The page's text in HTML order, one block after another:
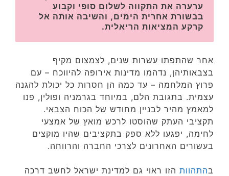
קרקע המציאות הריאלית.
אחר שהתפתו עשרות שנים, לצמצום מקיף
בצבאותיהן, נדהמו מדינות אירופה להיווכח – עם
פרוץ המלחמה – עד כמה הן חסרות כל יכולת להגנה
עצמית. בתגובת הלם, במיוחד בגרמניה ופולין, פנו
למאמץ מהיר לבניין מחודש של הכוח הצבאי.
תקציבי העתק שהוסטו לרכש מואץ של אמצעי
לחימה, יפגעו ללא ספק בתקציבים שהיו מוקצים
בעשורים האחרונים לצרכי החברה והרווחה.
בהתהוות הזו ראוי גם למדינת ישראל לחשב דרכה